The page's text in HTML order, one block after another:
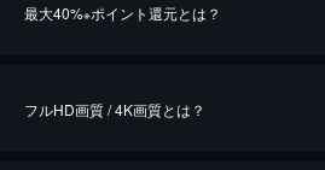
最大40%※ポイント還元とは？
フルHD画質 / 4K画質とは？